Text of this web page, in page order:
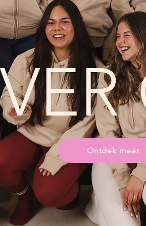
Ontdek meer